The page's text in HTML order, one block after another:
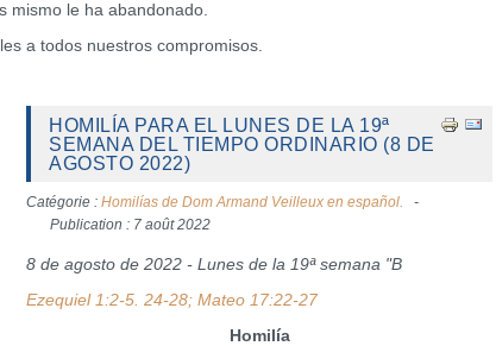
mismo le ha abandonado.
a todos nuestros compromisos.
HOMILÍA PARA EL LUNES DE LA 19ª
SEMANA DEL TIEMPO ORDINARIO (8 DE
AGOSTO 2022)
Catégorie :Homilías de Dom Armand Veilleux en español.
Publication : 7 août 2022
8 de agosto de 2022 - Lunes de la 19ª semana "B
Ezequiel 1:2-5. 24-28; Mateo 17:22-27
Homilía